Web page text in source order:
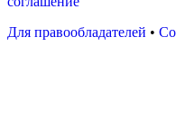
Для правообладателей •